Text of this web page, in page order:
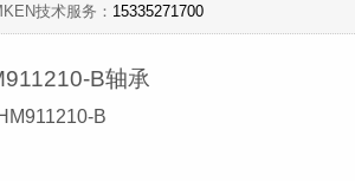
技术服务： 15335271700
B轴承
B